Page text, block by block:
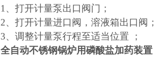
1、打开计量泵出口阀门；
2、打开计量进口阀，溶液箱出口阀；
3、调整计量泵行程至适当位置
；
全自动不锈钢锅炉用磷酸盐加药装置